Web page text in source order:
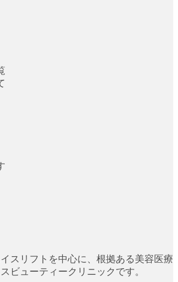
スリフトを中心に、根拠ある美容医療
ビューティークリニックです。